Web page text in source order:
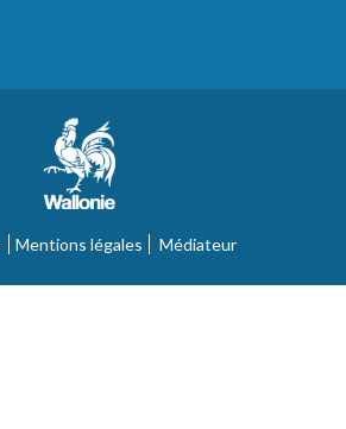
Mentions légales Médiateur